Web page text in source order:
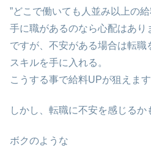
”どこで働いても人並み以上の
手に職があるのなら心配はあり
ですが、不安がある場合は転職
スキルを手に入れる。
こうする事で給料UPが狙えます
しかし、転職に不安を感じるか
ボクのような